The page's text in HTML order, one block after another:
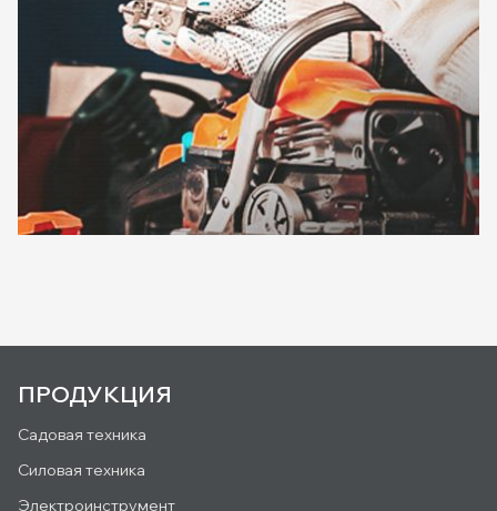
ПРОДУКЦИЯ
Садовая техника
Силовая техника
Электроинструмент